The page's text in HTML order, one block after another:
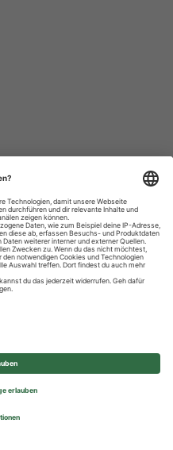
All rights reserved